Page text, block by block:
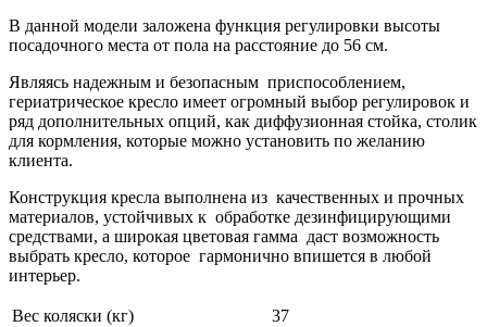
В данной модели заложена функция регулировки высоты
посадочного места от пола на расстояние до 56 см.
Являясь надежным и безопасным приспособлением,
гериатрическое кресло имеет огромный выбор регулировок и
ряд дополнительных опций, как диффузионная стойка, столик
для кормления, которые можно установить по желанию
клиента.
Конструкция кресла выполнена из качественных и прочных
материалов, устойчивых к обработке дезинфицирующими
средствами, а широкая цветовая гамма даст возможность
выбрать кресло, которое гармонично впишется в любой
интерьер.
Вес коляски (кг)
37